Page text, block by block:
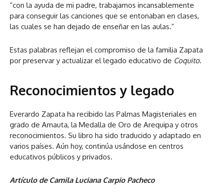
“con la ayuda de mi padre, trabajamos incansablemente
para conseguir las canciones que se entonaban en clases,
las cuales se han dejado de enseñar en las aulas.”
Estas palabras reflejan el compromiso de la familia Zapata
por preservar y actualizar el legado educativo de Coquito.
Reconocimientos y legado
Everardo Zapata ha recibido las Palmas Magisteriales en
grado de Amauta, la Medalla de Oro de Arequipa y otros
reconocimientos. Su libro ha sido traducido y adaptado en
varios países. Aún hoy, continúa usándose en centros
educativos públicos y privados.
Artículo de Camila Luciana Carpio Pacheco